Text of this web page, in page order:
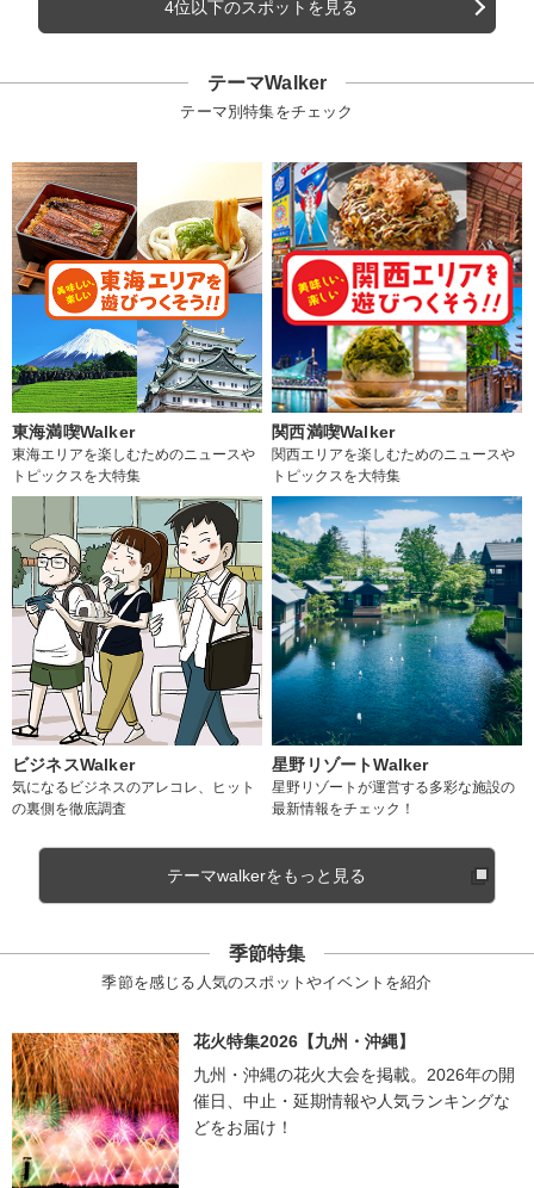
4位以下のスポットを見る
テーマWalker
テーマ別特集をチェック
東海満喫Walker
東海エリアを楽しむためのニュースや
トピックスを大特集
関西満喫Walker
関西エリアを楽しむためのニュースや
トピックスを大特集
ビジネスWalker
気になるビジネスのアレコレ、ヒット
の裏側を徹底調査
星野リゾートWalker
星野リゾートが運営する多彩な施設の
最新情報をチェック！
テーマwalkerをもっと見る
季節特集
季節を感じる人気のスポットやイベントを紹介
花火特集2026【九州・沖縄】
九州・沖縄の花火大会を掲載。2026年の開
催日、中止・延期情報や人気ランキングな
どをお届け！